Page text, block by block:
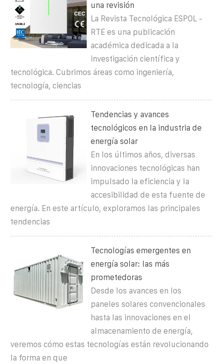
una revisión
La Revista Tecnológica ESPOL -
RTE es una publicación
académica dedicada a la
investigación científica y
tecnológica. Cubrimos áreas como ingeniería,
tecnología, ciencias
Tendencias y avances
tecnológicos en la industria de
energía solar
En los últimos años, diversas
innovaciones tecnológicas han
impulsado la eficiencia y la
accesibilidad de esta fuente de
energía. En este artículo, exploramos las principales
tendencias
Tecnologías emergentes en
energía solar: las más
prometedoras
Desde los avances en los
paneles solares convencionales
hasta las innovaciones en el
almacenamiento de energía,
veremos cómo estas tecnologías están revolucionando
la forma en que